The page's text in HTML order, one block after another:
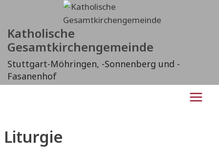
Katholische
Gesamtkirchengemeinde
Stuttgart-Möhringen, -Sonnenberg und -
Fasanenhof
Liturgie